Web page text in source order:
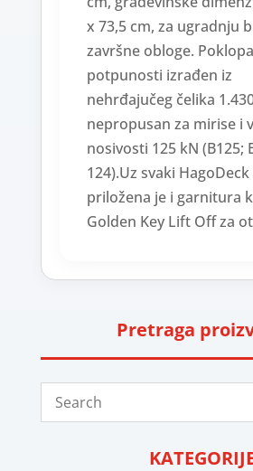
x 73,5 cm, za ugradnju
završne obloge.
potpunosti izrađen iz
nehrđajučeg čelika
nepropusan za mirise i
nosivosti 125 kN (B125;
124).Uz svaki
priložena je i garnitura
Golden Key Lift Off za
Pretraga